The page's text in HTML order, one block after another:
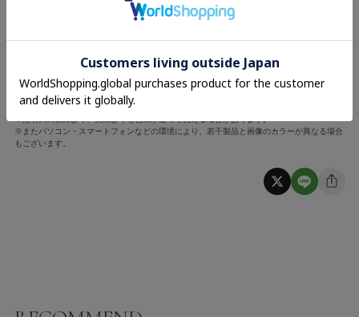
38cm 62~68cm
※採寸は手作業のため、若干の誤差が生じる場合がございます。
※またパソコン・スマートフォンなどの環境により、若干製品と画像のカラーが異なる場合
もございます。